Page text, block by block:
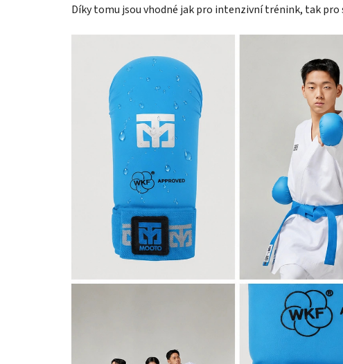
Díky tomu jsou vhodné jak pro intenzivní trénink, tak